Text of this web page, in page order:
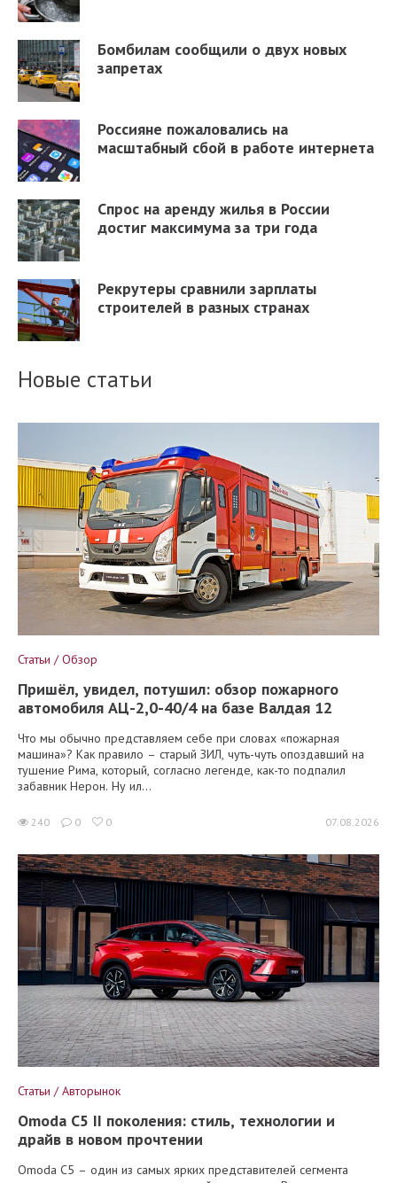
Бомбилам сообщили о двух новых
запретах
Россияне пожаловались на
масштабный сбой в работе интернета
Спрос на аренду жилья в России
достиг максимума за три года
Рекрутеры сравнили зарплаты
строителей в разных странах
Новые статьи
Статьи / Обзор
Пришёл, увидел, потушил: обзор пожарного
автомобиля АЦ-2,0-40/4 на базе Валдая 12
Что мы обычно представляем себе при словах «пожарная
машина»? Как правило – старый ЗИЛ, чуть-чуть опоздавший на
тушение Рима, который, согласно легенде, как-то подпалил
забавник Нерон. Ну ил...
240 0 0 07.08.2026
Статьи / Авторынок
Omoda C5 II поколения: стиль, технологии и
драйв в новом прочтении
Omoda C5 – один из самых ярких представителей сегмента